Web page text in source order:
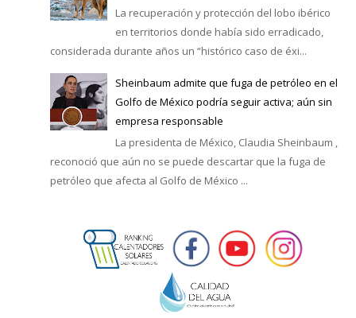
La recuperación y protección del lobo ibérico
en territorios donde había sido erradicado,
considerada durante años un “histórico caso de éxi...
Sheinbaum admite que fuga de petróleo en el
Golfo de México podría seguir activa; aún sin
empresa responsable
La presidenta de México, Claudia Sheinbaum ,
reconoció que aún no se puede descartar que la fuga de
petróleo que afecta al Golfo de México ...